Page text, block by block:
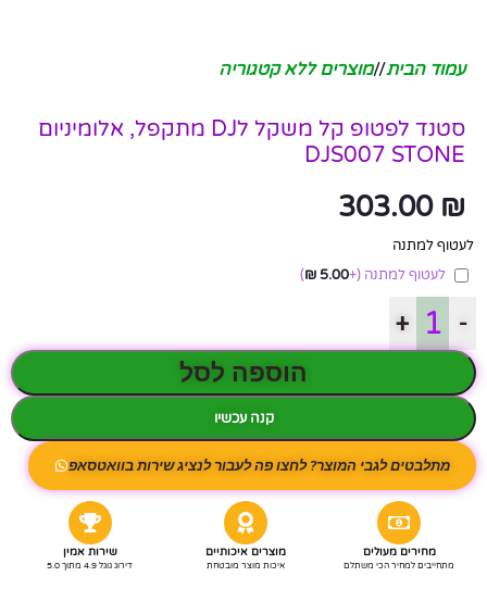
עמוד הבית/ מוצרים ללא קטגוריה
סטנד לפטופ קל משקל לDJ מתקפל, אלומיניום
DJS007 STONE
303.00 ₪
לעטוף למתנה
לעטוף למתנה (+
5.00
₪
)
-
+
הוספה לסל
קנה עכשיו
מתלבטים לגבי המוצר? לחצו פה לעבור לנציג שירות בוואטסאפ
מחירים מעולים
מתחייבים למחיר הכי משתלם
מוצרים איכותיים
איכות מוצר מובטחת
שירות אמין
דירוג גוגל 4.9 מתוך 5.0